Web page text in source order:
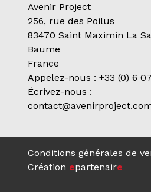
Avenir Project
256, rue des Poilus
83470 Saint Maximin La
Baume
France
Appelez-nous : +33 (0) 6
Écrivez-nous :
Conditions générales de
Création epartenaire